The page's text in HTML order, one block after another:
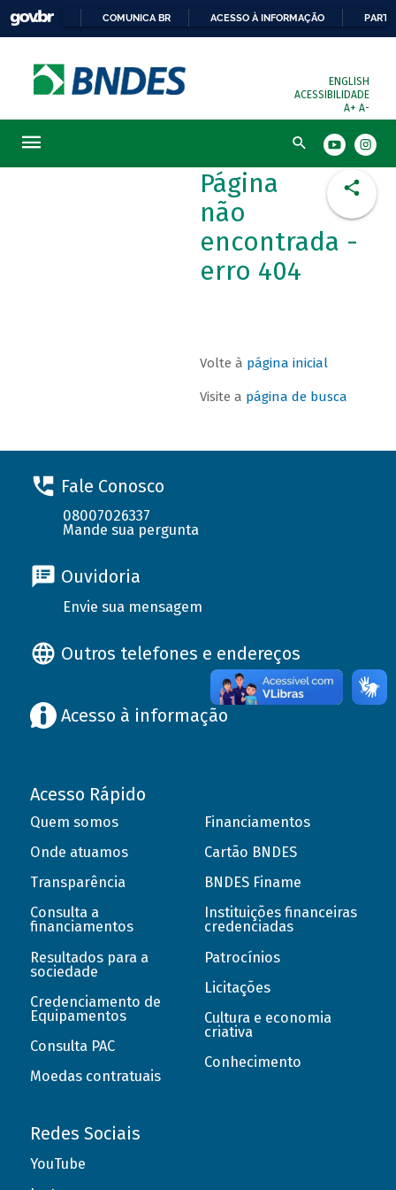
COMUNICA BR ACESSO À INFORMAÇÃO
ENGLISH
ACESSIBILIDADE
A+ A-
Busca
Página
não
encontrada -
erro 404
Volte à página inicial
Visite a página de busca
Fale Conosco
08007026337
Mande sua pergunta
Ouvidoria
Envie sua mensagem
Outros telefones e endereços
Acesso à informação
Acesso Rápido
Quem somos
Onde atuamos
Transparência
Consulta a
financiamentos
Resultados para a
sociedade
Credenciamento de
Equipamentos
Consulta PAC
Moedas contratuais
Financiamentos
Cartão BNDES
BNDES Finame
Instituições financeiras
credenciadas
Patrocínios
Licitações
Cultura e economia
criativa
Conhecimento
Redes Sociais
YouTube